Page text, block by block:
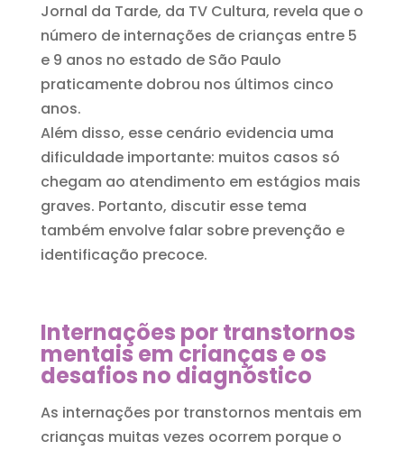
Jornal da Tarde, da TV Cultura, revela que o
número de internações de crianças entre 5
e 9 anos no estado de São Paulo
praticamente dobrou nos últimos cinco
anos.
Além disso, esse cenário evidencia uma
dificuldade importante: muitos casos só
chegam ao atendimento em estágios mais
graves. Portanto, discutir esse tema
também envolve falar sobre prevenção e
identificação precoce.
Internações por transtornos
mentais em crianças e os
desafios no diagnóstico
As internações por transtornos mentais em
crianças muitas vezes ocorrem porque o